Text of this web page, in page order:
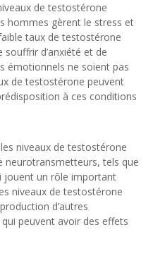
de testostérone
hommes gèrent le stress et
taux de testostérone
d’anxiété et de
émotionnels ne soient pas
de testostérone peuvent
à ces conditions
niveaux de testostérone
neurotransmetteurs, tels que
jouent un rôle important
niveaux de testostérone
d’autres
peuvent avoir des effets